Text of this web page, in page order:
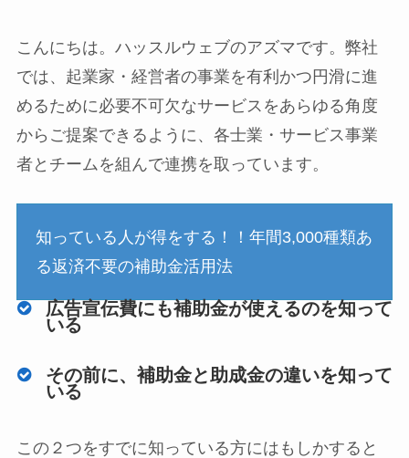
こんにちは。ハッスルウェブのアズマです。弊社
では、起業家・経営者の事業を有利かつ円滑に進
めるために必要不可欠なサービスをあらゆる角度
からご提案できるように、各士業・サービス事業
者とチームを組んで連携を取っています。
知っている人が得をする！！年間3,000種類あ
る返済不要の補助金活用法
広告宣伝費にも補助金が使えるのを知って
いる
その前に、補助金と助成金の違いを知って
いる
この２つをすでに知っている方にはもしかすると